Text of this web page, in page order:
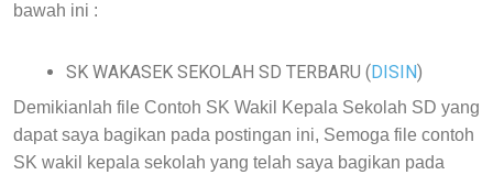
bawah ini :
SK WAKASEK SEKOLAH SD TERBARU ( DISIN)
Demikianlah file Contoh SK Wakil Kepala Sekolah SD yang
dapat saya bagikan pada postingan ini, Semoga file contoh
SK wakil kepala sekolah yang telah saya bagikan pada